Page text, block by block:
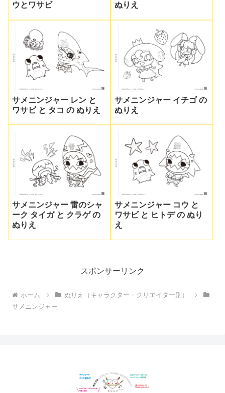
ウとワサビ
ぬりえ
サメニンジャー レン と
ワサビ と タコ の ぬりえ
サメニンジャー イチゴ の
ぬりえ
サメニンジャー 雷のシャ
ーク タイガ と クラゲ の
ぬりえ
サメニンジャー コウ と
ワサビ と ヒトデ の ぬり
え
スポンサーリンク